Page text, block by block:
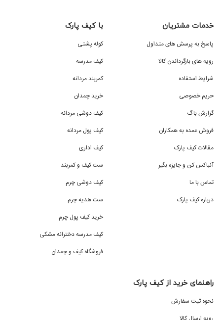
خدمات مشتریان
پاسخ به پرسش های متداول
رویه های بازگرداندن کالا
شرایط استفاده
حریم خصوصی
گزارش باگ
فروش عمده به همکاران
مقالات کیف پارک
آنباکس کن و جایزه بگیر
تماس با ما
درباره کیف پارک
با کیف پارک
کوله پشتی
کیف مدرسه
کمربند مردانه
خرید چمدان
کیف دوشی مردانه
کیف پول مردانه
کیف اداری
ست کیف و کمربند
کیف دوشی چرم
ست هدیه چرم
خرید کیف پول چرم
کیف مدرسه دخترانه مشکی
فروشگاه کیف و چمدان
راهنمای خرید از کیف پارک
نحوه ثبت سفارش